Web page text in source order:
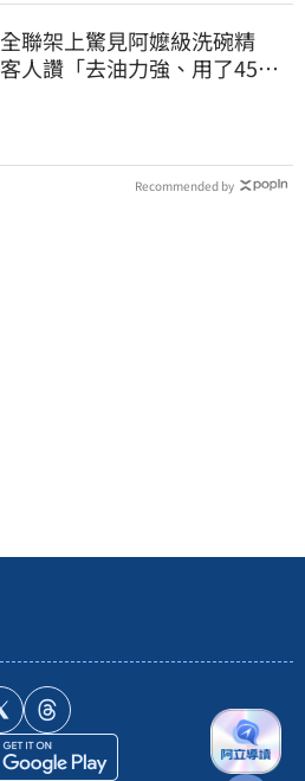
全聯架上驚見阿嬤級洗碗精
客人讚「去油力強、用了45
Recommended by